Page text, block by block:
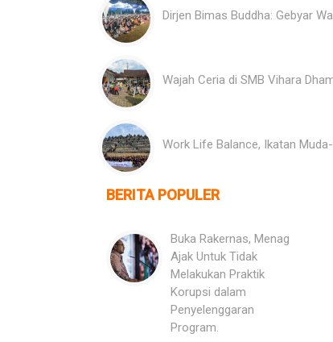
Dirjen Bimas Buddha: Gebyar
Wajah Ceria di SMB Vihara
Work Life Balance, Ikatan
BERITA POPULER
Buka Rakernas, Menag
Ajak Untuk Tidak
Melakukan Praktik
Korupsi dalam
Penyelenggaran
Program.